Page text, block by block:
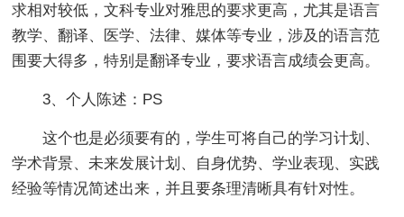
求相对较低，文科专业对雅思的要求更高，尤其是语言
教学、翻译、医学、法律、媒体等专业，涉及的语言范
围要大得多，特别是翻译专业，要求语言成绩会更高。
3、个人陈述：PS
这个也是必须要有的，学生可将自己的学习计划、
学术背景、未来发展计划、自身优势、学业表现、实践
经验等情况简述出来，并且要条理清晰具有针对性。